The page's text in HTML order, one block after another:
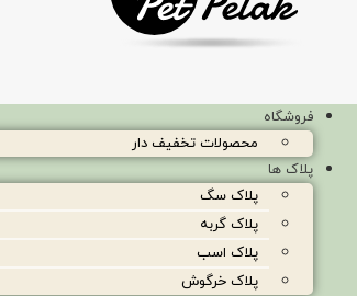
فروشگاه
محصولات تخفیف دار
پلاک ها
پلاک سگ
پلاک گربه
پلاک اسب
پلاک خرگوش